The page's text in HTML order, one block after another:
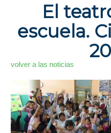
El
escuela.
volver a las noticias